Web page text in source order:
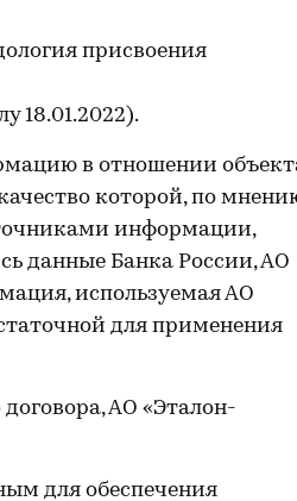
присвоения
18.01.2022).
в отношении
которой, по
информации,
данные Банка России, АО
используемая АО
для применения
АО «Эталон-
для обеспечения